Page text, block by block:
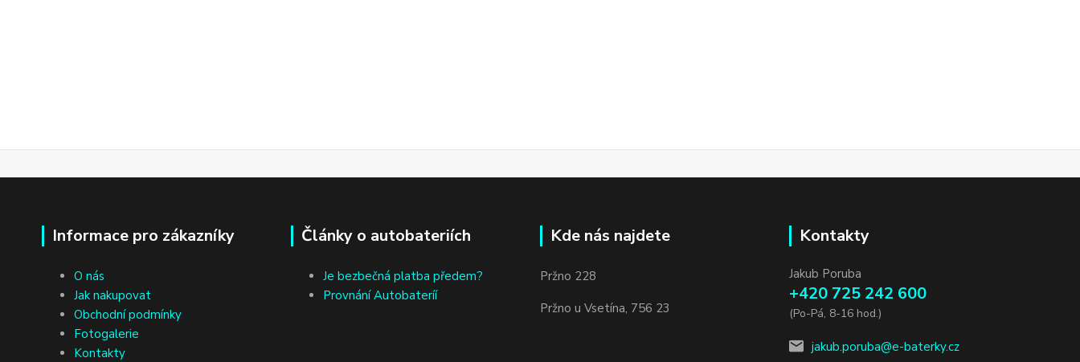
Informace pro zákazníky
O nás
Jak nakupovat
Obchodní podmínky
Fotogalerie
Kontakty
Články o autobateriích
Je bezbečná platba předem?
Provnání Autobateríí
Kde nás najdete
Pržno 228
Pržno u Vsetína, 756 23
Kontakty
Jakub Poruba
+420 725 242 600
(Po-Pá, 8-16 hod.)
jakub.poruba@e-baterky.cz